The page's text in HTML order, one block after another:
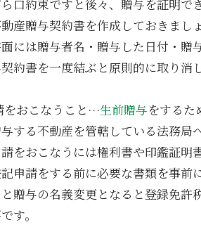
口約束ですと後々、贈与を証明で
産贈与契約書を作成しておきましょ
には贈与者名・贈与した日付・贈
約書を一度結ぶと原則的に取り消
おこなうこと…生前贈与をするた
する不動産を管轄している法務局
をおこなうには権利書や印鑑証明
申請をする前に必要な書類を事前
贈与の名義変更となると登録免
す。